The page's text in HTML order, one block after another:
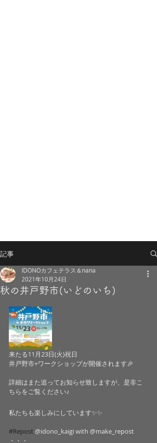
記事
秋の井戸野市(いどのいち)
IDONOカフェテラス＆nana
2021年10月24日
来たる11月23日(火)祝日
井戸野市+ワークショップが開催されます🎉
詳細はまた追ってお知らせ致しますが、是非こ
ちらをご覧ください♪
私たちも楽しみにしています✨✨
#Repost @idono_kaigi with @make_repost
・・・